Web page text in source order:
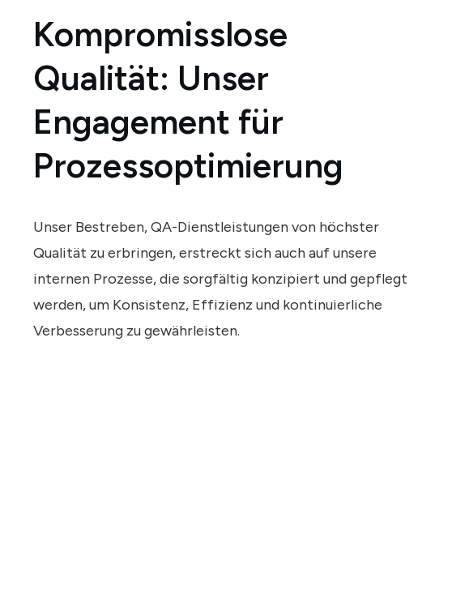
Kompromisslose
Qualität: Unser
Engagement für
Prozessoptimierung
Unser Bestreben, QA-Dienstleistungen von höchster
Qualität zu erbringen, erstreckt sich auch auf unsere
internen Prozesse, die sorgfältig konzipiert und gepflegt
werden, um Konsistenz, Effizienz und kontinuierliche
Verbesserung zu gewährleisten.